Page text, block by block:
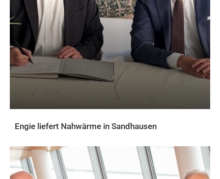
Engie liefert Nahwärme in Sandhausen